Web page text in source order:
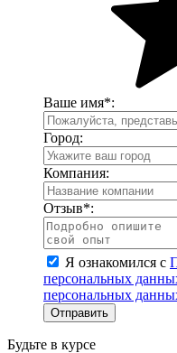
Ваше имя*:
Город:
Компания:
Отзыв*:
Я ознакомился с
персональных
персональных
Отправить
Будьте в курсе